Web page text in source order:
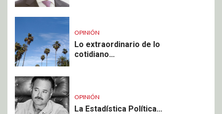
OPINIÓN
Lo extraordinario de lo
cotidiano…
OPINIÓN
La Estadística Política…